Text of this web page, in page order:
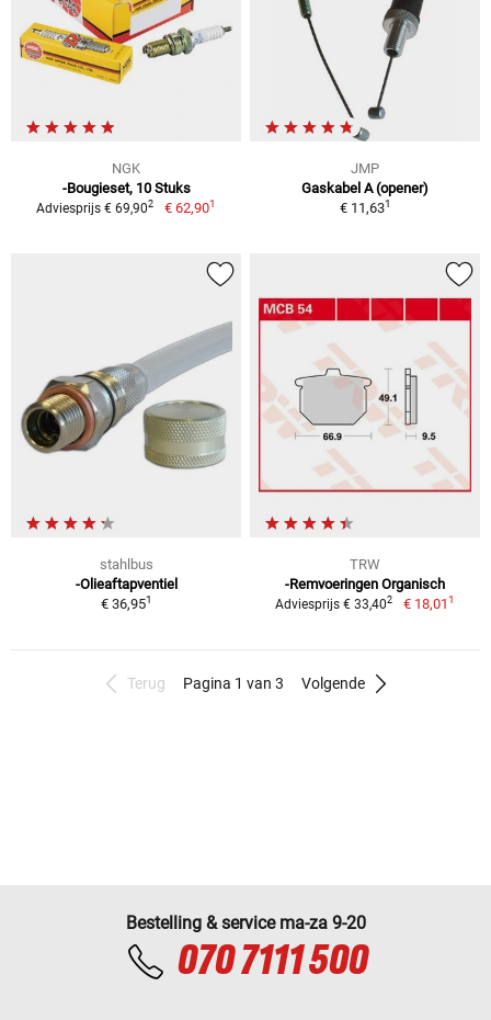
NGK
-Bougieset, 10 Stuks
Adviesprijs € 69,902 € 62,901
JMP
Gaskabel A (opener)
€ 11,631
stahlbus
-Olieaftapventiel
€ 36,951
TRW
-Remvoeringen Organisch
Adviesprijs € 33,402 € 18,011
Terug Pagina 1 van 3 Volgende
Bestelling & service ma-za 9-20
070 7111 500